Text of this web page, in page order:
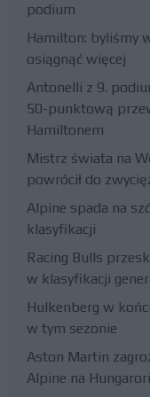
podium
Hamilton: byliśmy
osiągnąć więcej
Antonelli z 9.
50-punktową
Hamiltonem
Mistrz świata na
powrócił do
Alpine spada na
klasyfikacji
Racing Bulls
w klasyfikacji
Hulkenberg w
w tym sezonie
Aston Martin
Alpine na